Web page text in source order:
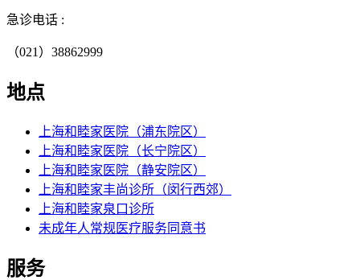
急诊电话 :
（021）38862999
地点
上海和睦家医院（浦东院区）
上海和睦家医院（长宁院区）
上海和睦家医院（静安院区）
上海和睦家丰尚诊所（闵行西郊）
上海和睦家泉口诊所
未成年人常规医疗服务同意书
服务